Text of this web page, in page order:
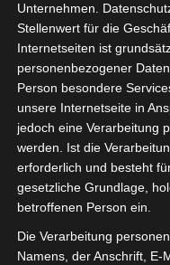
Unternehmen.
Stellenwert für die
Internetseiten ist
personenbezogener
Person besondere
unsere Internetseite in
jedoch eine Verarbeitung
werden. Ist die
erforderlich und besteht
gesetzliche Grundlage,
betroffenen Person ein.
Die Verarbeitung
Namens, der Anschrift, E-